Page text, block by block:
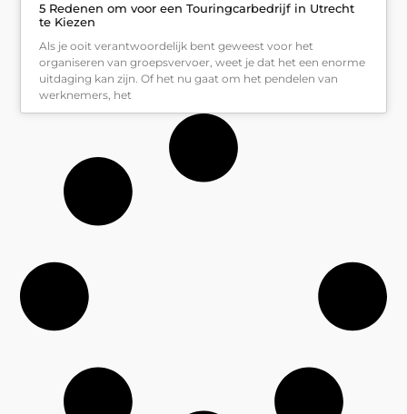
5 Redenen om voor een Touringcarbedrijf in Utrecht
te Kiezen
Als je ooit verantwoordelijk bent geweest voor het
organiseren van groepsvervoer, weet je dat het een enorme
uitdaging kan zijn. Of het nu gaat om het pendelen van
werknemers, het